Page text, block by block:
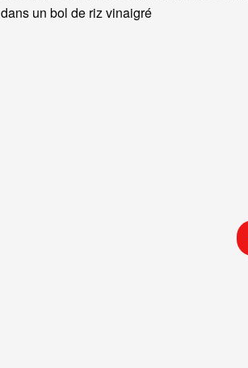
dans un bol de riz vinaigré